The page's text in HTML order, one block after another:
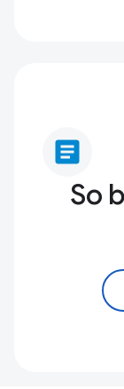
article
So